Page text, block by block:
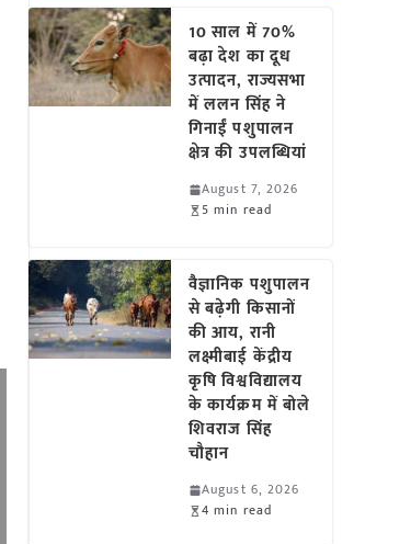
10 साल में 70%
बढ़ा देश का दूध
उत्पादन, राज्यसभा
में ललन सिंह ने
गिनाईं पशुपालन
क्षेत्र की उपलब्धियां
August 7, 2026
5 min read
वैज्ञानिक पशुपालन
से बढ़ेगी किसानों
की आय, रानी
लक्ष्मीबाई केंद्रीय
कृषि विश्वविद्यालय
के कार्यक्रम में बोले
शिवराज सिंह
चौहान
August 6, 2026
4 min read